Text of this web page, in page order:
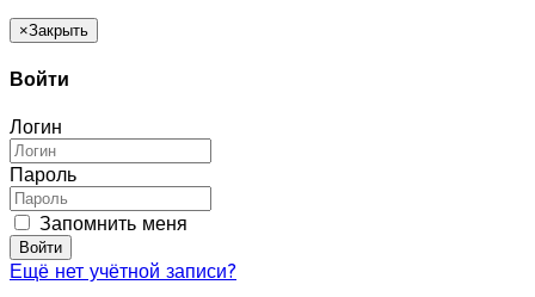
×Закрыть
Войти
Логин
Пароль
Запомнить меня
Войти
Ещё нет учётной записи?